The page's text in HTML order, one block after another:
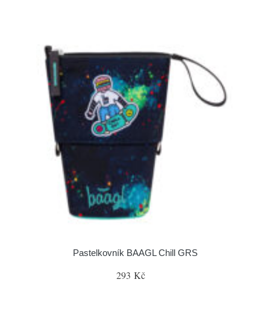
Pastelkovník BAAGL Chill GRS
293 Kč